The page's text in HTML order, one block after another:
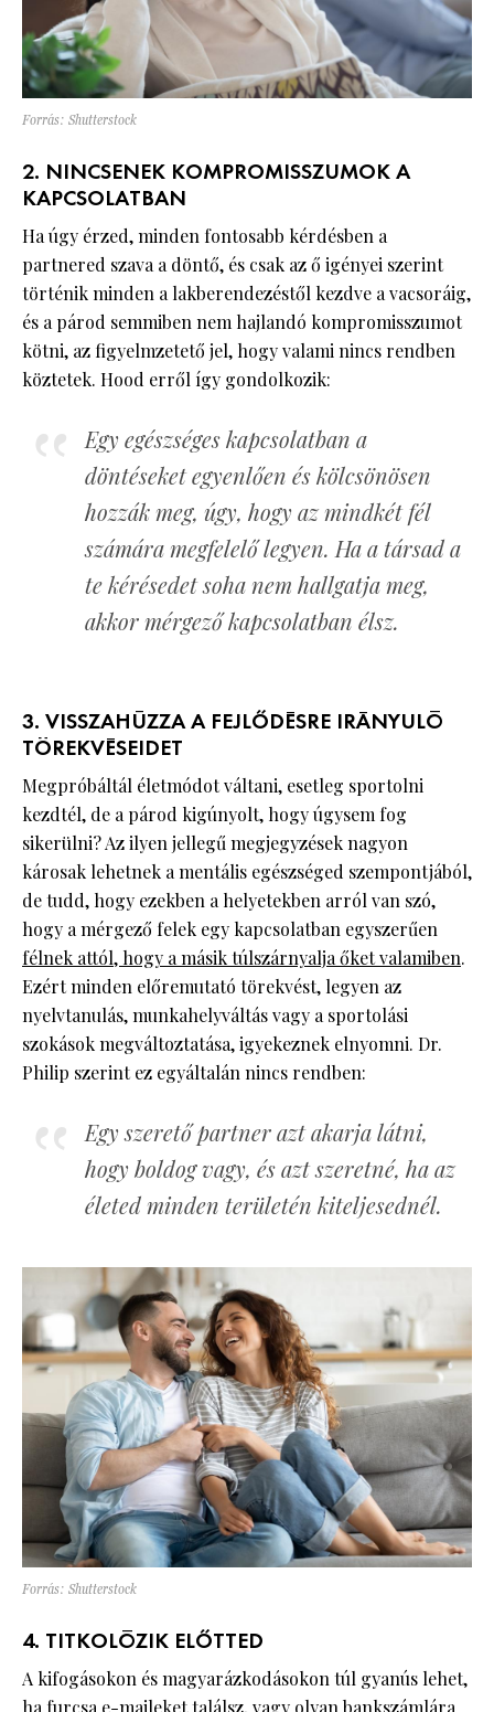
Forrás: Shutterstock
2. NINCSENEK KOMPROMISSZUMOK A
KAPCSOLATBAN
Ha úgy érzed, minden fontosabb kérdésben a
partnered szava a döntő, és csak az ő igényei szerint
történik minden a lakberendezéstől kezdve a vacsoráig,
és a párod semmiben nem hajlandó kompromisszumot
kötni, az figyelmzetető jel, hogy valami nincs rendben
köztetek. Hood erről így gondolkozik:
Egy egészséges kapcsolatban a
döntéseket egyenlően és kölcsönösen
hozzák meg, úgy, hogy az mindkét fél
számára megfelelő legyen. Ha a társad a
te kérésedet soha nem hallgatja meg,
akkor mérgező kapcsolatban élsz.
3. VISSZAHÚZZA A FEJLŐDÉSRE IRÁNYULÓ
TÖREKVÉSEIDET
Megpróbáltál életmódot váltani, esetleg sportolni
kezdtél, de a párod kigúnyolt, hogy úgysem fog
sikerülni? Az ilyen jellegű megjegyzések nagyon
károsak lehetnek a mentális egészséged szempontjából,
de tudd, hogy ezekben a helyetekben arról van szó,
hogy a mérgező felek egy kapcsolatban egyszerűen
félnek attól, hogy a másik túlszárnyalja őket valamiben.
Ezért minden előremutató törekvést, legyen az
nyelvtanulás, munkahelyváltás vagy a sportolási
szokások megváltoztatása, igyekeznek elnyomni. Dr.
Philip szerint ez egyáltalán nincs rendben:
Egy szerető partner azt akarja látni,
hogy boldog vagy, és azt szeretné, ha az
életed minden területén kiteljesednél.
Forrás: Shutterstock
4. TITKOLÓZIK ELŐTTED
A kifogásokon és magyarázkodásokon túl gyanús lehet,
ha furcsa e-maileket találsz, vagy olyan bankszámlára